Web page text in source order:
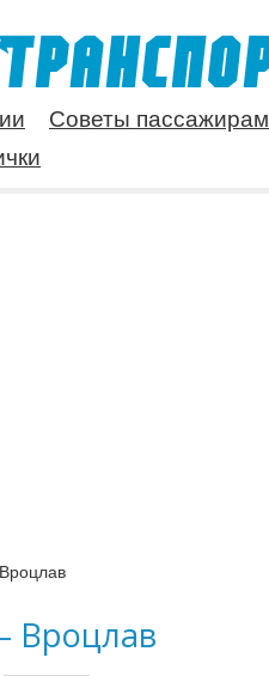
Советы пассажирам
Вроцлав